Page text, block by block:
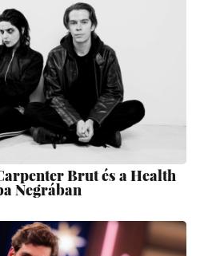
Brut és a Health
Negrában